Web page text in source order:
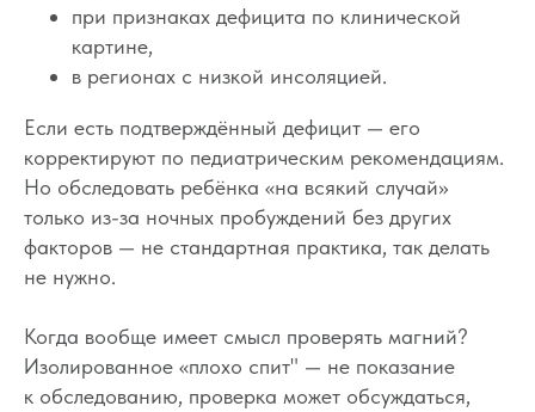
при признаках дефицита по клинической
картине,
в регионах с низкой инсоляцией.
Если есть подтверждённый дефицит — его
корректируют по педиатрическим рекомендациям.
Но обследовать ребёнка «на всякий случай»
только из-за ночных пробуждений без других
факторов — не стандартная практика, так делать
не нужно.
Когда вообще имеет смысл проверять магний?
Изолированное «плохо спит" — не показание
к обследованию, проверка может обсуждаться,
Каким должен быть
безопасный
и качественный сон
Мини-курс из 5 видеоуроков о том,
когда нужно обратиться к врачу и
как создать для малыша
безопасную и комфортную зону
для сна.